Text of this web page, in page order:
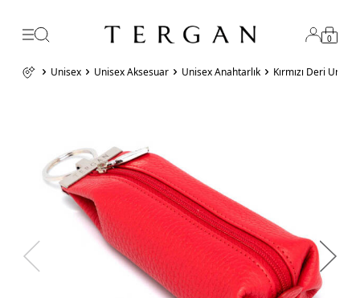
0
Unisex Unisex Aksesuar Unisex Anahtarlık Kırmızı Deri